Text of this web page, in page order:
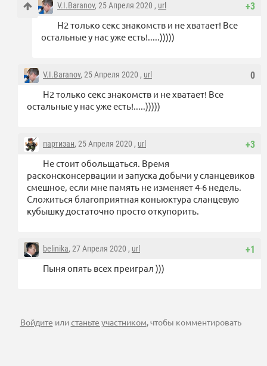
+3
V.I.Baranov, 25 Апреля 2020 , url
Н2 только секс знакомств и не хватает! Все
остальные у нас уже есть!.....)))))
0
V.I.Baranov, 25 Апреля 2020 , url
Н2 только секс знакомств и не хватает! Все
остальные у нас уже есть!.....)))))
+3
партизан, 25 Апреля 2020 , url
Не стоит обольщаться. Время
расконсконсервации и запуска добычи у сланцевиков
смешное, если мне память не изменяет 4-6 недель.
Сложиться благоприятная коньюктура сланцевую
кубышку достаточно просто откупорить.
+1
belinika, 27 Апреля 2020 , url
Пыня опять всех преиграл )))
Войдите илистаньте участником, чтобы комментировать